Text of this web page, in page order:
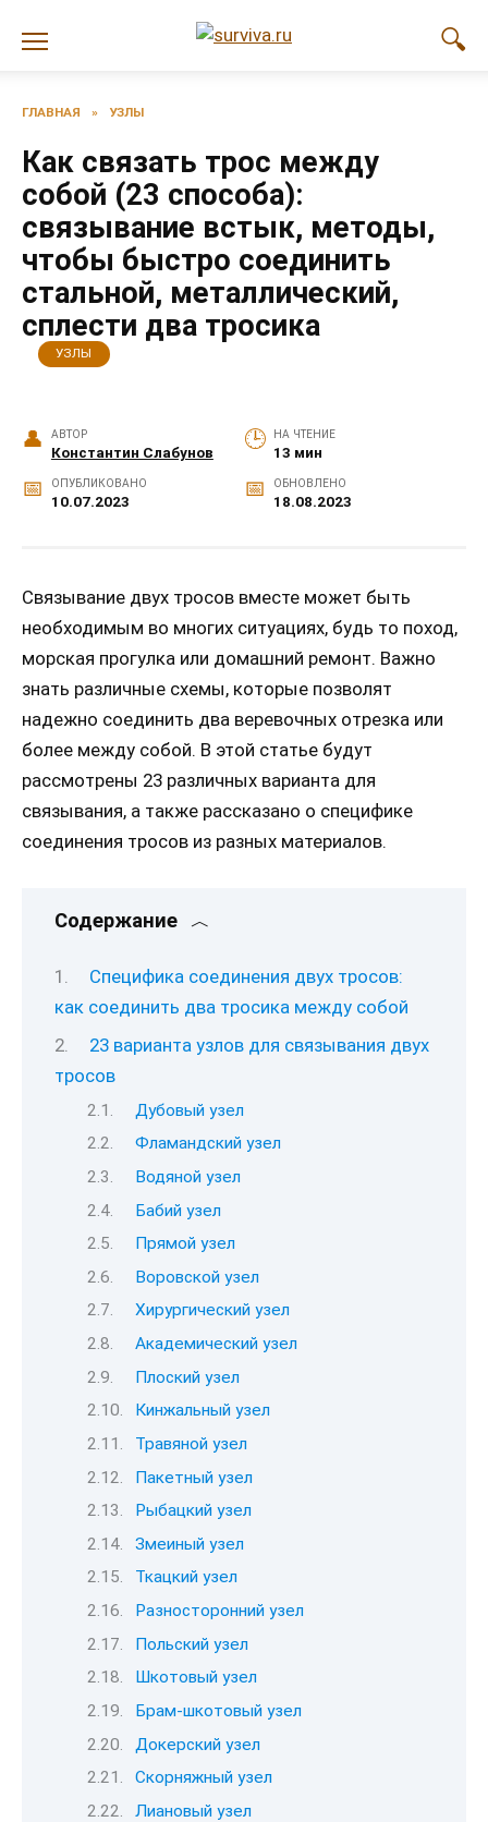
ГЛАВНАЯ » УЗЛЫ
Как связать трос между
собой (23 способа):
связывание встык, методы,
чтобы быстро соединить
стальной, металлический,
сплести два тросика
УЗЛЫ
АВТОР
Константин Слабунов
НА ЧТЕНИЕ
13 мин
ОПУБЛИКОВАНО
10.07.2023
ОБНОВЛЕНО
18.08.2023
Связывание двух тросов вместе может быть
необходимым во многих ситуациях, будь то поход,
морская прогулка или домашний ремонт. Важно
знать различные схемы, которые позволят
надежно соединить два веревочных отрезка или
более между собой. В этой статье будут
рассмотрены 23 различных варианта для
связывания, а также рассказано о специфике
соединения тросов из разных материалов.
Содержание
Специфика соединения двух тросов:
как соединить два тросика между собой
23 варианта узлов для связывания двух
тросов
Дубовый узел
Фламандский узел
Водяной узел
Бабий узел
Прямой узел
Воровской узел
Хирургический узел
Академический узел
Плоский узел
Кинжальный узел
Травяной узел
Пакетный узел
Рыбацкий узел
Змеиный узел
Ткацкий узел
Разносторонний узел
Польский узел
Шкотовый узел
Брам-шкотовый узел
Докерский узел
Скорняжный узел
Лиановый узел